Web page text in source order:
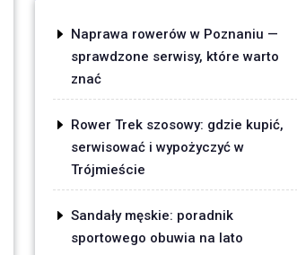
Naprawa rowerów w Poznaniu —
sprawdzone serwisy, które warto
znać
Rower Trek szosowy: gdzie kupić,
serwisować i wypożyczyć w
Trójmieście
Sandały męskie: poradnik
sportowego obuwia na lato